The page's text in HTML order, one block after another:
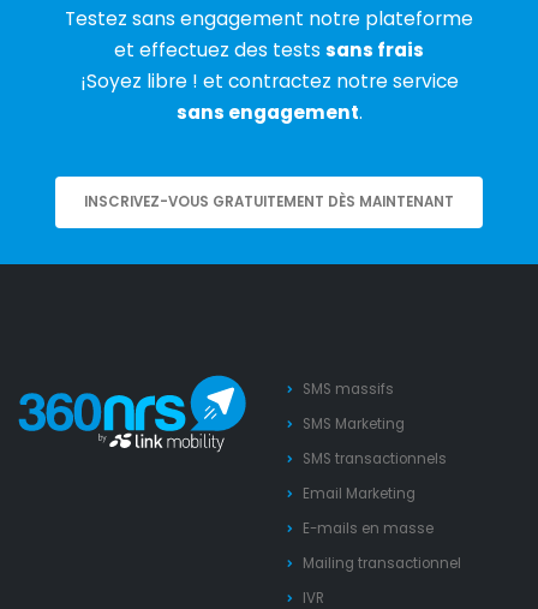
Testez sans engagement notre plateforme
et effectuez des tests sans frais
¡Soyez libre ! et contractez notre service
sans engagement.
INSCRIVEZ-VOUS GRATUITEMENT DÈS MAINTENANT
SMS massifs
SMS Marketing
SMS transactionnels
Email Marketing
E-mails en masse
Mailing transactionnel
IVR